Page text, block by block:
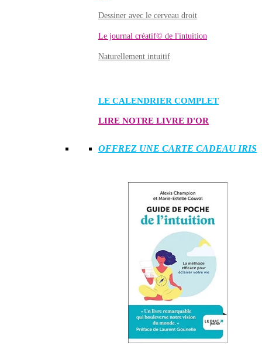
Dessiner avec le cerveau droit
Le journal créatif© de l'intuition
Naturellement intuitif
LE CALENDRIER COMPLET
LIRE NOTRE LIVRE D'OR
OFFREZ UNE CARTE CADEAU IRIS